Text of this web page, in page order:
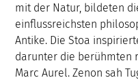
mit der Natur, bildeten
einflussreichsten
Antike. Die Stoa
darunter die berühmten
Marc Aurel. Zenon sah